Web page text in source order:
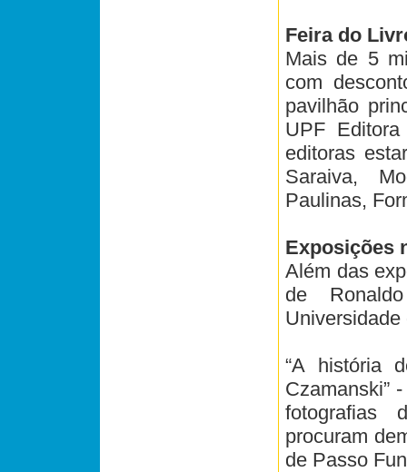
Feira do
Mais de 5
com
pavilhão
UPF
editoras
Saraiva,
Paulinas,
Exposições
Além das
de
“A história
Czamanski”
fotografias
procuram
de Passo